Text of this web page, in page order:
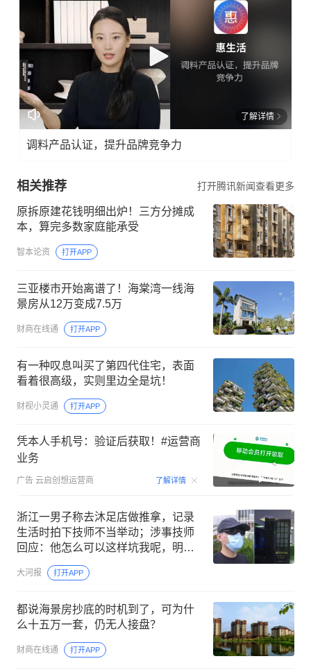
了解详情
调料产品认证，提升品牌竞争力
相关推荐 打开腾讯新闻查看更多
原拆原建花钱明细出炉！三方分摊成
本，算完多数家庭能承受
智本论资 打开APP
三亚楼市开始离谱了！海棠湾一线海
景房从12万变成7.5万
财商在线通 打开APP
有一种叹息叫买了第四代住宅，表面
看着很高级，实则里边全是坑！
财视小灵通 打开APP
凭本人手机号：验证后获取！#运营商
业务
广告 云启创想运营商 了解详情 00:15
浙江一男子称去沐足店做推拿，记录
生活时拍下技师不当举动；涉事技师
回应：他怎么可以这样坑我呢，明明
就是他自己说的；警方已介入调查
大河报 打开APP
都说海景房抄底的时机到了，可为什
么十五万一套，仍无人接盘？
财商在线通 打开APP